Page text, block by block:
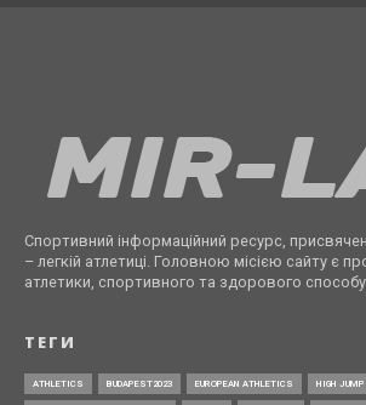
Спортивний інформаційний ресурс,
– легкій атлетиці. Головною місією сайту є
атлетики, спортивного та здорового способу
ТЕГИ
ATHLETICS BUDAPEST2023 EUROPEAN ATHLETICS HIGH JUMP